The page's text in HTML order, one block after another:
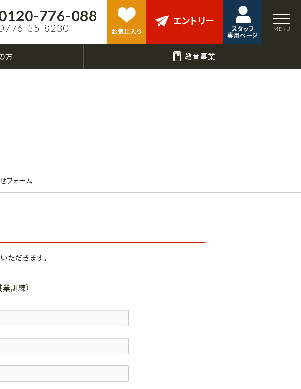
776-088
35-8230 お気に入り
エントリー
スタッフ
専用ページ
方 教育事業
フォーム
ただきます。
訓練）